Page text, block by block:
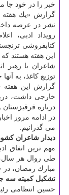
خبر را در خود جا
نشر در عرصه
رویداد ادبی،
كتابفروشی
این هفته هستند
شاعران با رهبر
توزیع كاغذ، به
گزارش این هفته
درباره
در ادامه مرور
می گذرانیم.
دیدار شاعران
مهم ترین اتفاق
طی روال هر
مبارك رمضان،
تشكیل كمیته سه
حسین انتظامی